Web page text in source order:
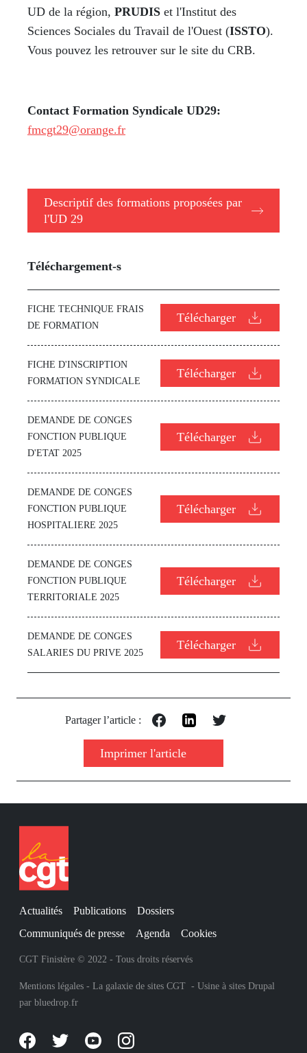
UD de la région, PRUDIS et l'Institut des
Sciences Sociales du Travail de l'Ouest (ISSTO).
Vous pouvez les retrouver sur le site du CRB.
Contact Formation Syndicale UD29:
fmcgt29@orange.fr
Descriptif des formations proposées par
l'UD 29
Téléchargement-s
FICHE TECHNIQUE FRAIS
DE FORMATION
Télécharger
FICHE D'INSCRIPTION
FORMATION SYNDICALE
Télécharger
DEMANDE DE CONGES
FONCTION PUBLIQUE
D'ETAT 2025
Télécharger
DEMANDE DE CONGES
FONCTION PUBLIQUE
HOSPITALIERE 2025
Télécharger
DEMANDE DE CONGES
FONCTION PUBLIQUE
TERRITORIALE 2025
Télécharger
DEMANDE DE CONGES
SALARIES DU PRIVE 2025
Télécharger
Partager l’article :
Imprimer l'article
Actualités Publications
Dossiers
Communiqués de presse
Agenda Cookies
CGT Finistère © 2022 - Tous droits réservés
Mentions légales - La galaxie de sites CGT - Usine à sites Drupal
par bluedrop.fr